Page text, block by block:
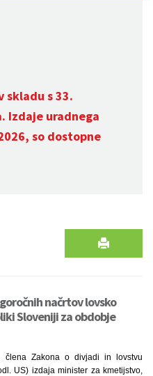
skladu s 33.
Izdaje uradnega
so dostopne
načrtov lovsko
Sloveniji za obdobje
člena Zakona o divjadi in lovstvu
US) izdaja minister za kmetijstvo,